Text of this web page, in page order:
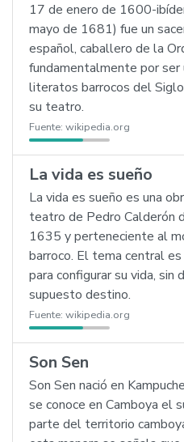
17 de enero de 1600-
mayo de 1681) fue un
español, caballero de la
fundamentalmente por ser
literatos barrocos del
su teatro.
Fuente: wikipedia.org
La vida es sueño
La vida es sueño es una
teatro de Pedro Calderón
1635 y perteneciente al
barroco. El tema central
para configurar su vida, sin
supuesto destino.
Fuente: wikipedia.org
Son Sen
Son Sen nació en
se conoce en Camboya el
parte del territorio